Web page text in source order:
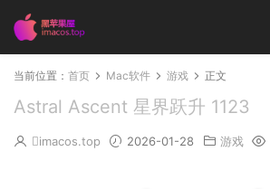
当前位置： 首页 Mac软件 游戏 正文
Astral Ascent 星界跃升 1123
imacos.top 2026-01-28 游戏